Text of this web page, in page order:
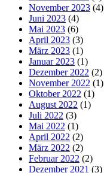
November 2023 (4)
Juni 2023 (4)
Mai 2023 (6)
April 2023 (3)
März 2023 (1)
Januar 2023 (1)
Dezember 2022 (2)
November 2022 (1)
Oktober 2022 (1)
August 2022 (1)
Juli 2022 (3)
Mai 2022 (1)
April 2022 (2)
März 2022 (2)
Februar 2022 (2)
Dezember 2021 (3)